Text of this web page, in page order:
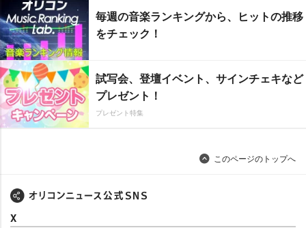
毎週の音楽ランキングから、ヒットの推移
をチェック！
試写会、登壇イベント、サインチェキなど
プレゼント！
プレゼント特集
このページのトップへ
X